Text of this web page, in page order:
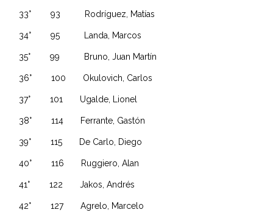
33° 93 Rodríguez, Matías
34° 95 Landa, Marcos
35° 99 Bruno, Juan Martín
36° 100 Okulovich, Carlos
37° 101 Ugalde, Lionel
38° 114 Ferrante, Gastón
39° 115 De Carlo, Diego
40° 116 Ruggiero, Alan
41° 122 Jakos, Andrés
42° 127 Agrelo, Marcelo